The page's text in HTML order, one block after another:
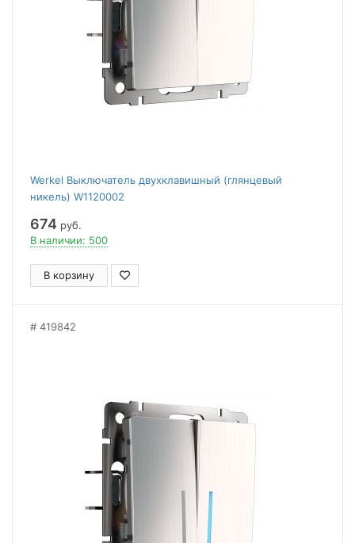
Werkel Выключатель двухклавишный (глянцевый
никель) W1120002
674 руб.
В наличии: 500
В корзину
419842